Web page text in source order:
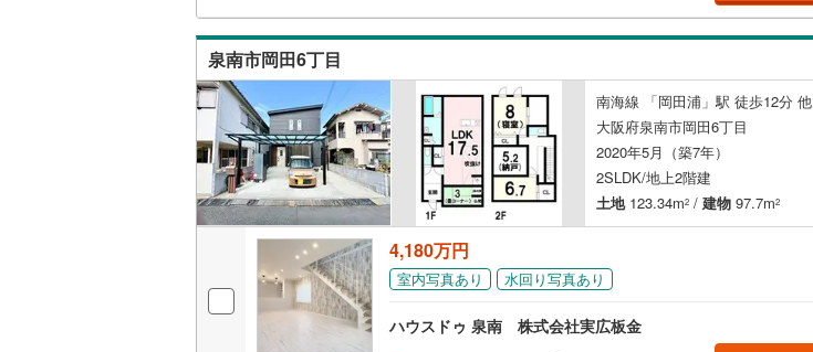
泉南市岡田6丁目
南海線 「岡田浦」駅 徒歩12分 他
大阪府泉南市岡田6丁目
2020年5月（築7年）
2SLDK/地上2階建
土地123.34m2 / 建物 97.7m2
4,180万円
室内写真あり 水回り写真あり
ハウスドゥ 泉南 株式会社実広板金